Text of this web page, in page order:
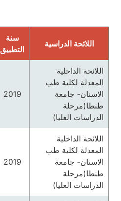
اللائحة الدراسية
سنة
التطبيق
اللائحة الداخلية
المعدلة لكلية طب
الاسنان- جامعة
طنطا(مرحلة
الدراسات العليا)
2019
اللائحة الداخلية
المعدلة لكلية طب
الاسنان- جامعة
طنطا(مرحلة
الدراسات العليا)
2019